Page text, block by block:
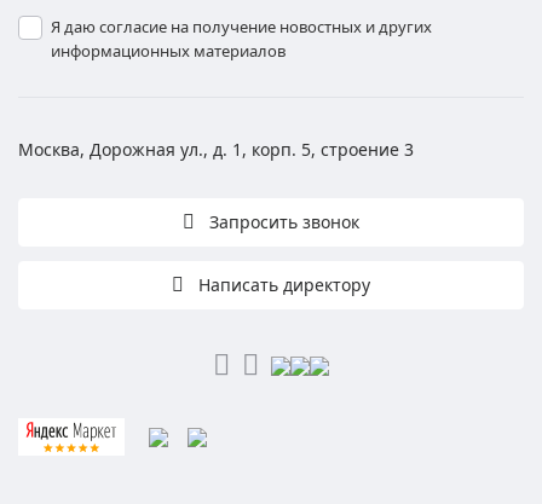
Я даю согласие на получение новостных и других
информационных материалов
Москва, Дорожная ул., д. 1, корп. 5, строение 3
Запросить звонок
Написать директору